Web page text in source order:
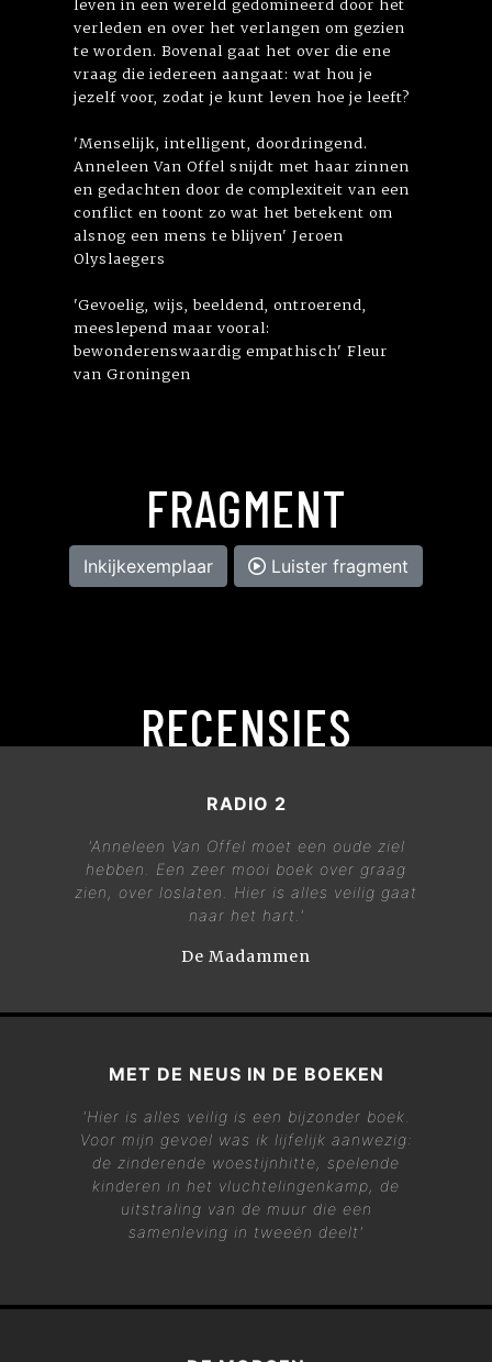
leven in een wereld gedomineerd door het
verleden en over het verlangen om gezien
te worden. Bovenal gaat het over die ene
vraag die iedereen aangaat: wat hou je
jezelf voor, zodat je kunt leven hoe je leeft?
'Menselijk, intelligent, doordringend.
Anneleen Van Offel snijdt met haar zinnen
en gedachten door de complexiteit van een
conflict en toont zo wat het betekent om
alsnog een mens te blijven' Jeroen
Olyslaegers
'Gevoelig, wijs, beeldend, ontroerend,
meeslepend maar vooral:
bewonderenswaardig empathisch' Fleur
van Groningen
FRAGMENT
Inkijkexemplaar Luister fragment
RECENSIES
RADIO 2
'Anneleen Van Offel moet een oude ziel
hebben. Een zeer mooi boek over graag
zien, over loslaten. Hier is alles veilig gaat
naar het hart.'
De Madammen
MET DE NEUS IN DE BOEKEN
'Hier is alles veilig is een bijzonder boek.
Voor mijn gevoel was ik lijfelijk aanwezig:
de zinderende woestijnhitte, spelende
kinderen in het vluchtelingenkamp, de
uitstraling van de muur die een
samenleving in tweeën deelt'